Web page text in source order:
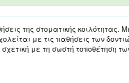
της στοματικής κοιλότητας.
με τις παθήσεις των
με τη σωστή τοποθέτηση